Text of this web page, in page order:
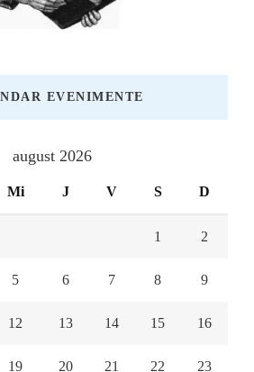
EVENIMENTE
august 2026
Mi J V S D
1 2
5 6 7 8 9
12 13 14 15 16
19 20 21 22 23